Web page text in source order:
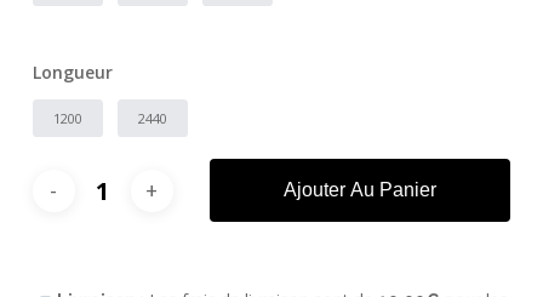
Longueur
1200 2440
Ajouter Au Panier